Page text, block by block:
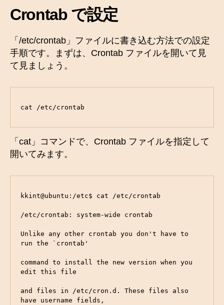
Crontab で設定
「/etc/crontab」ファイルに書き込む方法での設定
手順です。まずは、Crontab ファイルを開いて見
て見ましょう。
cat /etc/crontab
「cat」コマンドで、Crontab ファイルを指定して
開いてみます。
kkint@ubuntu:/etc$ cat /etc/crontab
/etc/crontab: system-wide crontab
Unlike any other crontab you don't have to
run the `crontab'
command to install the new version when you
edit this file
and files in /etc/cron.d. These files also
have username fields,